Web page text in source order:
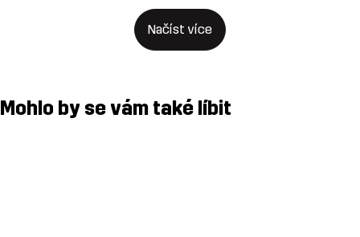
Načíst více
Mohlo by se vám také líbit